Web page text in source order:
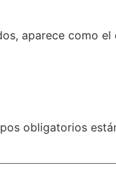
aparece como el
obligatorios